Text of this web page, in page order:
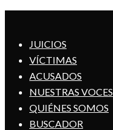
JUICIOS
VÍCTIMAS
ACUSADOS
NUESTRAS VOCES
QUIÉNES SOMOS
BUSCADOR